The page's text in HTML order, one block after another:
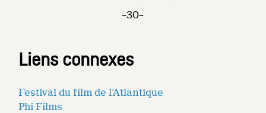
–30–
Liens connexes
Festival du film de l’Atlantique
Phi Films